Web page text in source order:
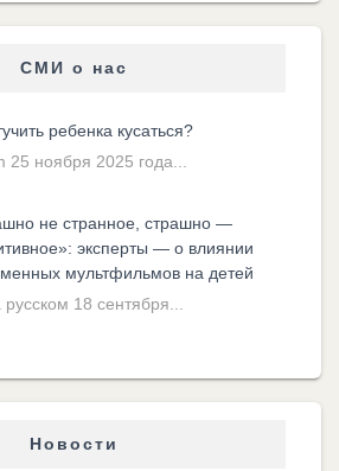
СМИ о нас
ребенка кусаться?
25 ноября 2025 года...
не странное, страшно —
эксперты — о влиянии
мультфильмов на детей
18 сентября...
Новости